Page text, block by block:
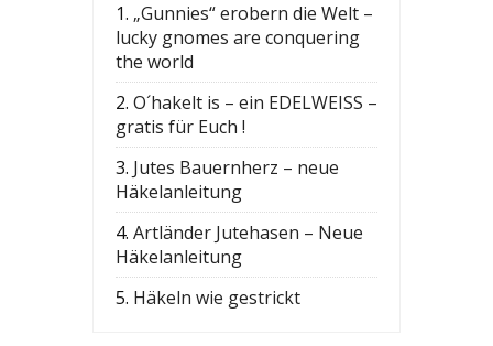
1. „Gunnies“ erobern die Welt –
lucky gnomes are conquering
the world
2. O´hakelt is – ein EDELWEISS –
gratis für Euch !
3. Jutes Bauernherz – neue
Häkelanleitung
4. Artländer Jutehasen – Neue
Häkelanleitung
5. Häkeln wie gestrickt